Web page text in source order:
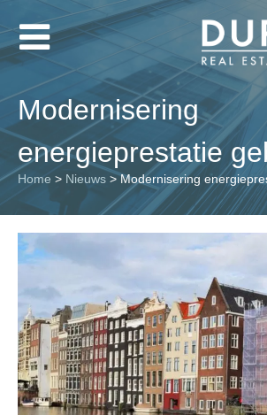
Modernisering
energieprestatie
Home > Nieuws >Modernisering